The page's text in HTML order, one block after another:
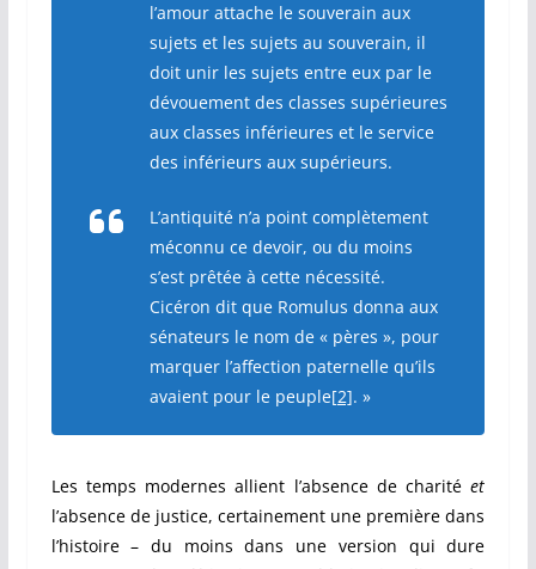
l’amour attache le souverain aux
sujets et les sujets au souverain, il
doit unir les sujets entre eux par le
dévouement des classes supérieures
aux classes inférieures et le service
des inférieurs aux supérieurs.
L’antiquité n’a point complètement
méconnu ce devoir, ou du moins
s’est prêtée à cette nécessité.
Cicéron dit que Romulus donna aux
sénateurs le nom de « pères », pour
marquer l’affection paternelle qu’ils
avaient pour le peuple[2]. »
Les temps modernes allient l’absence de charitéet
l’absence de justice, certainement une première dans
l’histoire – du moins dans une version qui dure